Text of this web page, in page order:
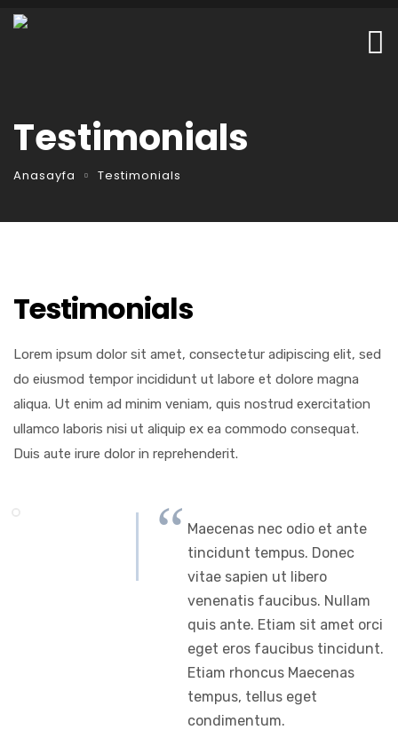
Testimonials
Anasayfa Testimonials
Testimonials
Lorem ipsum dolor sit amet, consectetur adipiscing elit, sed
do eiusmod tempor incididunt ut labore et dolore magna
aliqua. Ut enim ad minim veniam, quis nostrud exercitation
ullamco laboris nisi ut aliquip ex ea commodo consequat.
Duis aute irure dolor in reprehenderit.
Maecenas nec odio et ante
tincidunt tempus. Donec
vitae sapien ut libero
venenatis faucibus. Nullam
quis ante. Etiam sit amet orci
eget eros faucibus tincidunt.
Etiam rhoncus Maecenas
tempus, tellus eget
condimentum.